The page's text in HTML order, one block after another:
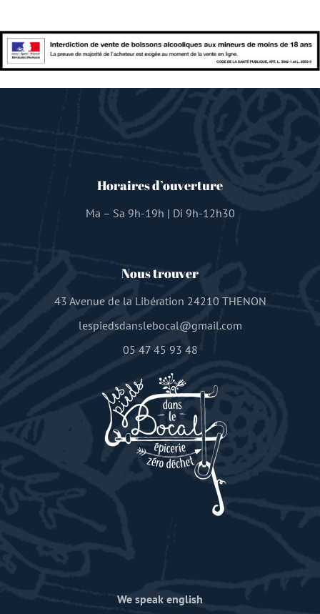
Horaires d’ouverture
Ma – Sa 9h-19h | Di 9h-12h30
Nous trouver
43 Avenue de la Libération 24210 THENON
lespiedsdanslebocal@gmail.com
05 47 45 93 48
We speak english